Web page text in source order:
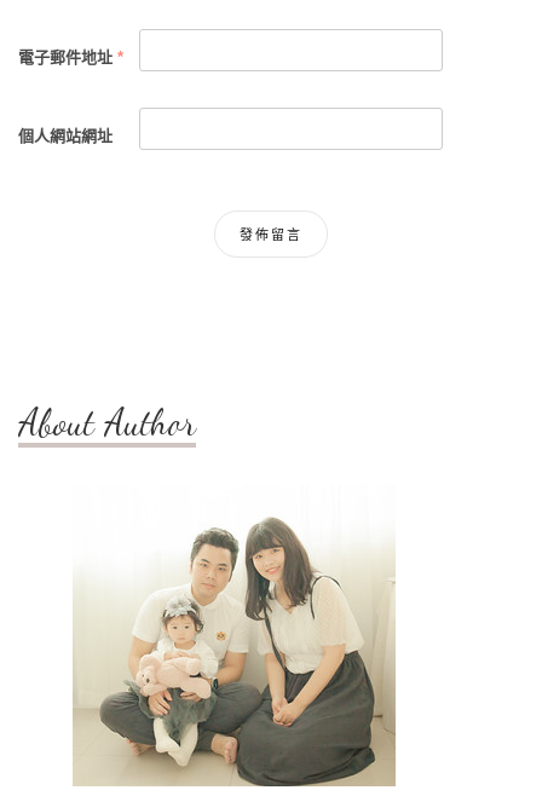
電子郵件地址 *
個人網站網址
About Author